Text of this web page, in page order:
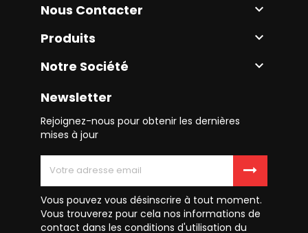
Nous Contacter 
Produits 
Notre Société 
Newsletter
Rejoignez-nous pour obtenir les dernières
mises à jour
Vous pouvez vous désinscrire à tout moment.
Vous trouverez pour cela nos informations de
contact dans les conditions d'utilisation du